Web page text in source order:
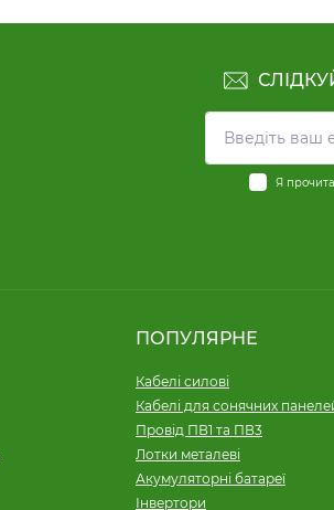
Я
ПОПУЛЯРНЕ
Кабелі силові
Кабелі для сонячних
Провід ПВ1 та ПВ3
Лотки металеві
Акумуляторні батареї
Інвертори